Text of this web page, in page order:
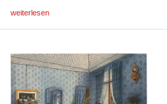
weiterlesen